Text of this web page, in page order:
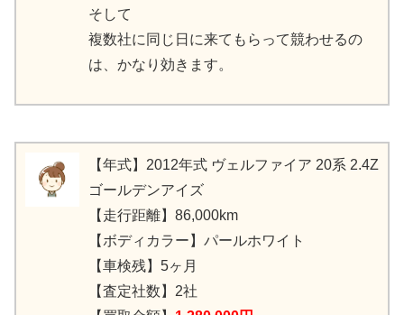
そして
複数社に同じ日に来てもらって競わせるの
は、かなり効きます。
【年式】2012年式 ヴェルファイア 20系 2.4Z
ゴールデンアイズ
【走行距離】86,000km
【ボディカラー】パールホワイト
【車検残】5ヶ月
【査定社数】2社